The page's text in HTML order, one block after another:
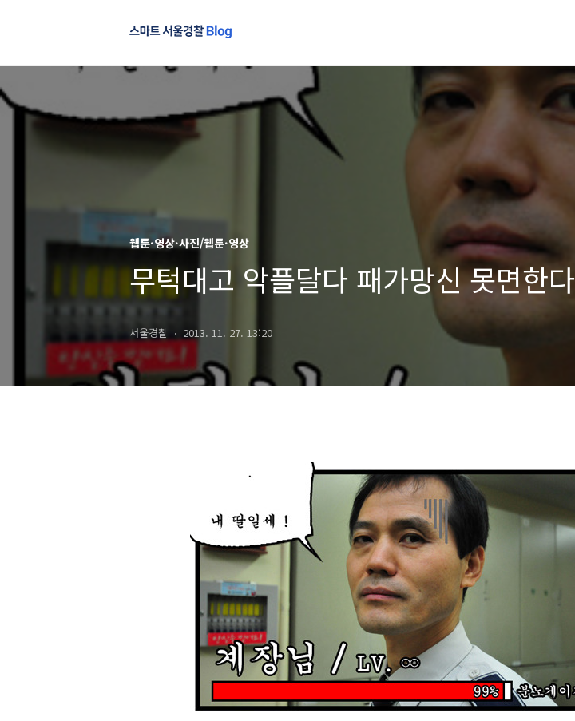
웹툰·영상·사진/웹툰·영상
무턱대고 악플달다 패가망신 못면한다
서울경찰 2013. 11. 27. 13:20